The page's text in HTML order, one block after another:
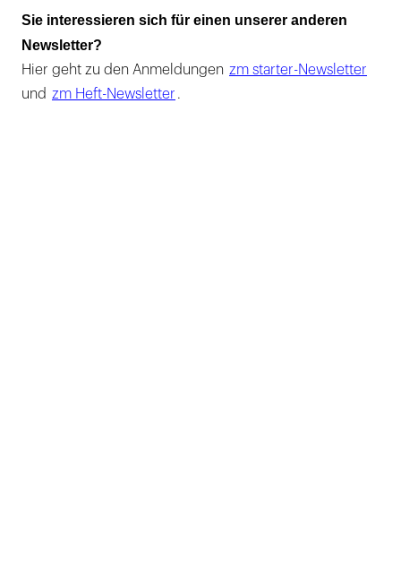
Sie interessieren sich für einen unserer anderen
Newsletter?
Hier geht zu den Anmeldungen zm starter-Newsletter
und zm Heft-Newsletter .